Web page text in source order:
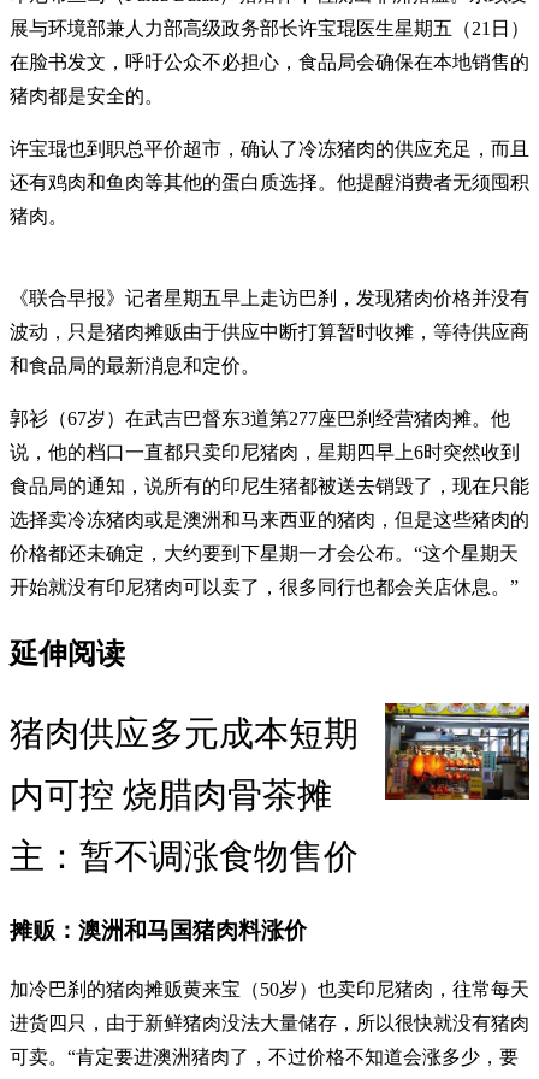
展与环境部兼人力部高级政务部长许宝琨医生星期五（21日）
在脸书发文，呼吁公众不必担心，食品局会确保在本地销售的
猪肉都是安全的。
许宝琨也到职总平价超市，确认了冷冻猪肉的供应充足，而且
还有鸡肉和鱼肉等其他的蛋白质选择。他提醒消费者无须囤积
猪肉。
《联合早报》记者星期五早上走访巴刹，发现猪肉价格并没有
波动，只是猪肉摊贩由于供应中断打算暂时收摊，等待供应商
和食品局的最新消息和定价。
郭衫（67岁）在武吉巴督东3道第277座巴刹经营猪肉摊。他
说，他的档口一直都只卖印尼猪肉，星期四早上6时突然收到
食品局的通知，说所有的印尼生猪都被送去销毁了，现在只能
选择卖冷冻猪肉或是澳洲和马来西亚的猪肉，但是这些猪肉的
价格都还未确定，大约要到下星期一才会公布。“这个星期天
开始就没有印尼猪肉可以卖了，很多同行也都会关店休息。”
延伸阅读
猪肉供应多元成本短期
内可控 烧腊肉骨茶摊
主：暂不调涨食物售价
摊贩：澳洲和马国猪肉料涨价
加冷巴刹的猪肉摊贩黄来宝（50岁）也卖印尼猪肉，往常每天
进货四只，由于新鲜猪肉没法大量储存，所以很快就没有猪肉
可卖。“肯定要进澳洲猪肉了，不过价格不知道会涨多少，要